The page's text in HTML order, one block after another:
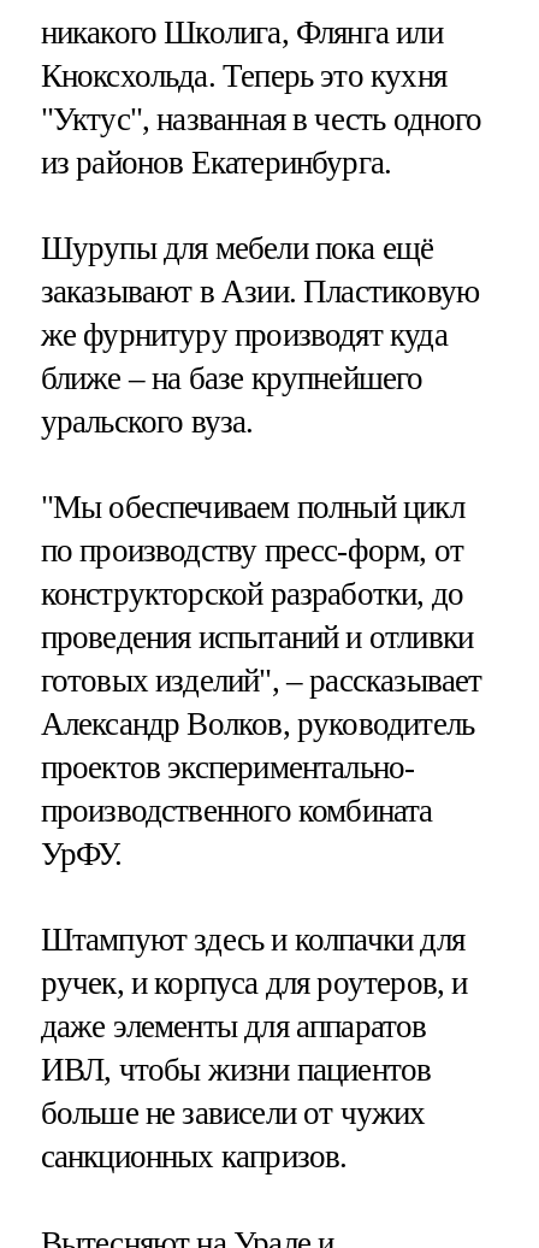
никакого Школига, Флянга или
Кноксхольда. Теперь это кухня
"Уктус", названная в честь одного
из районов Екатеринбурга.
Шурупы для мебели пока ещё
заказывают в Азии. Пластиковую
же фурнитуру производят куда
ближе – на базе крупнейшего
уральского вуза.
"Мы обеспечиваем полный цикл
по производству пресс-форм, от
конструкторской разработки, до
проведения испытаний и отливки
готовых изделий", – рассказывает
Александр Волков, руководитель
проектов экспериментально-
производственного комбината
УрФУ.
Штампуют здесь и колпачки для
ручек, и корпуса для роутеров, и
даже элементы для аппаратов
ИВЛ, чтобы жизни пациентов
больше не зависели от чужих
санкционных капризов.